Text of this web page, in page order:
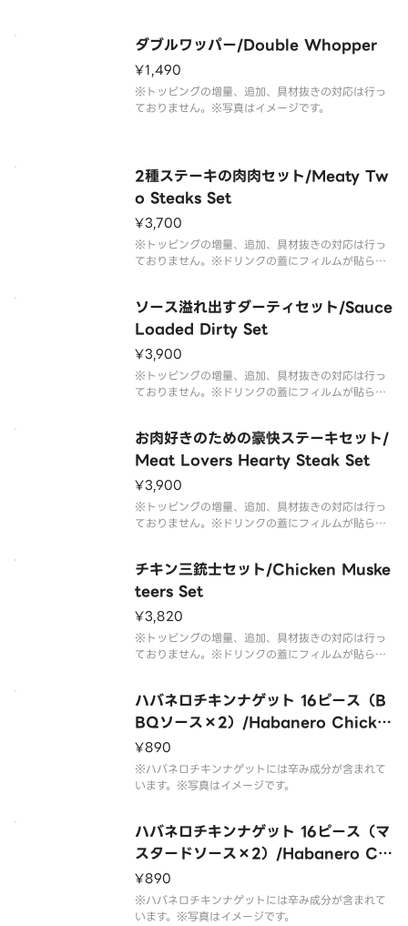
ダブルワッパー/Double Whopper
¥1,490
※トッピングの増量、追加、具材抜きの対応は行っ
ておりません。※写真はイメージです。
2種ステーキの肉肉セット/Meaty Tw
o Steaks Set
¥3,700
※トッピングの増量、追加、具材抜きの対応は行っ
ておりません。※ドリンクの蓋にフィルムが貼られ
イメージです。
ソース溢れ出すダーティセット/Sauce
Loaded Dirty Set
¥3,900
※トッピングの増量、追加、具材抜きの対応は行っ
ておりません。※ドリンクの蓋にフィルムが貼られ
イメージです。
お肉好きのための豪快ステーキセット/
Meat Lovers Hearty Steak Set
¥3,900
※トッピングの増量、追加、具材抜きの対応は行っ
ておりません。※ドリンクの蓋にフィルムが貼られ
イメージです。
チキン三銃士セット/Chicken Muske
teers Set
¥3,820
※トッピングの増量、追加、具材抜きの対応は行っ
ておりません。※ドリンクの蓋にフィルムが貼られ
イメージです。
ハバネロチキンナゲット 16ピース（B
BQソース×2）/Habanero Chicke
n Nuggets 16pc（BBQ Sauce×
2）
¥890
※ハバネロチキンナゲットには辛み成分が含まれて
います。※写真はイメージです。
ハバネロチキンナゲット 16ピース（マ
スタードソース×2）/Habanero Chi
cken Nuggets 16pc（Mustard Sa
uce×2）
¥890
※ハバネロチキンナゲットには辛み成分が含まれて
います。※写真はイメージです。